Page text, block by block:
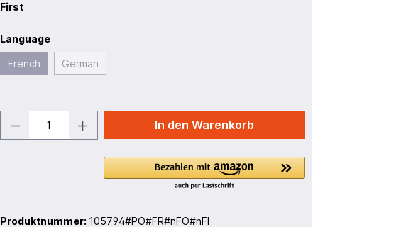
First
Language
French German
In den Warenkorb
Produktnummer: 105794#PO#FR#nFO#nFI